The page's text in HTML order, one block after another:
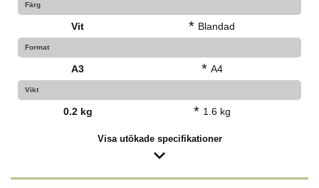
Färg
Vit * Blandad
Format
A3 * A4
Vikt
0.2 kg * 1.6 kg
Visa utökade specifikationer